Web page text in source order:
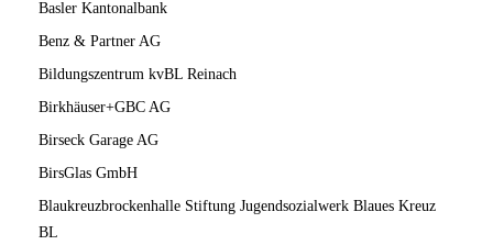
Basler Kantonalbank
Benz & Partner AG
Bildungszentrum kvBL Reinach
Birkhäuser+GBC AG
Birseck Garage AG
BirsGlas GmbH
Blaukreuzbrockenhalle Stiftung Jugendsozialwerk Blaues Kreuz
BL